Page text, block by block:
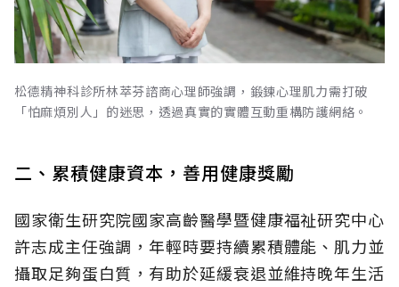
松德精神科診所林萃芬諮商心理師強調，鍛鍊心理肌力需打破
「怕麻煩別人」的迷思，透過真實的實體互動重構防護網絡。
二、累積健康資本，善用健康獎勵
國家衛生研究院國家高齡醫學暨健康福祉研究中心
許志成主任強調，年輕時要持續累積體能、肌力並
攝取足夠蛋白質，有助於延緩衰退並維持晚年生活